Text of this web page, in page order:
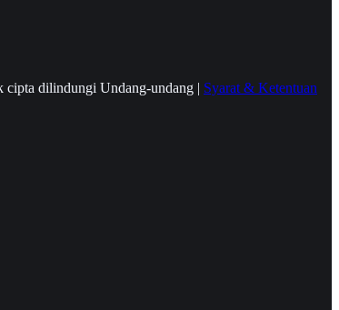
cipta dilindungi Undang-undang | Syarat & Ketentuan